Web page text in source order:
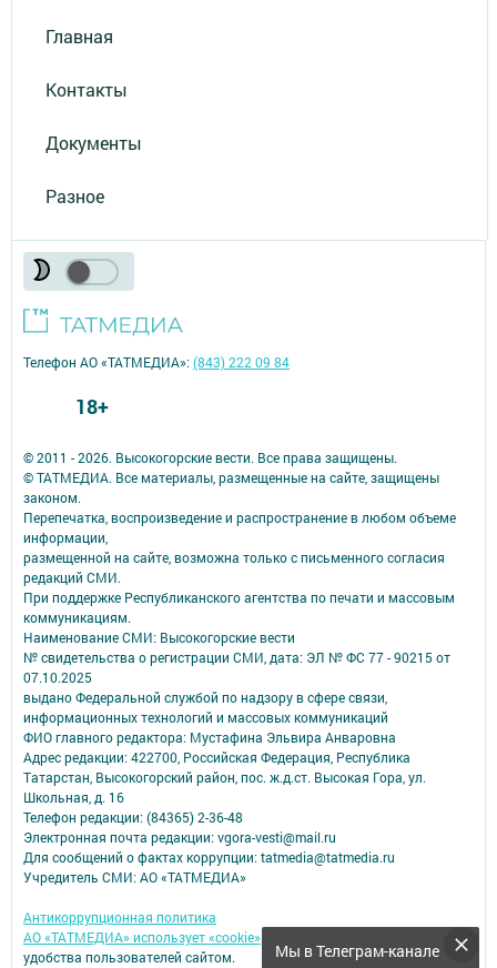
Главная
Контакты
Документы
Разное
Мы в Телеграм-канале
© 2011 - 2026. Высокогорские вести. Все права защищены.
© ТАТМЕДИА. Все материалы, размещенные на сайте, защищены
законом.
Перепечатка, воспроизведение и распространение в любом объеме
информации,
размещенной на сайте, возможна только с письменного согласия
редакций СМИ.
При поддержке Республиканского агентства по печати и массовым
коммуникациям.
Наименование СМИ: Высокогорские вести
№ свидетельства о регистрации СМИ, дата: ЭЛ № ФС 77 - 90215 от
07.10.2025
выдано Федеральной службой по надзору в сфере связи,
информационных технологий и массовых коммуникаций
ФИО главного редактора: Мустафина Эльвира Анваровна
Адрес редакции: 422700, Российская Федерация, Республика
Татарстан, Высокогорский район, пос. ж.д.ст. Высокая Гора, ул.
Школьная, д. 16
Телефон редакции: (84365) 2-36-48
Электронная почта редакции: vgora-vesti@mail.ru
Для сообщений о фактах коррупции: tatmedia@tatmedia.ru
Учредитель СМИ: АО «ТАТМЕДИА»
Антикоррупционная политика
АО «ТАТМЕДИА» использует «cookie» для персонализации сервисов и
удобства пользователей сайтом.
Телефон АО «ТАТМЕДИА»:(843) 222 09 84
18+